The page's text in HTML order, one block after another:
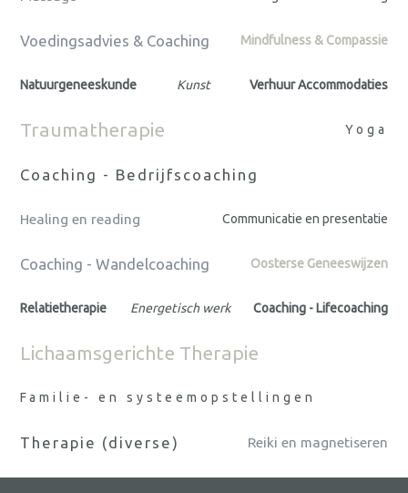
Voedingsadvies & Coaching Mindfulness & Compassie
Natuurgeneeskunde Kunst Verhuur Accommodaties
Traumatherapie Yoga
Coaching - Bedrijfscoaching
Healing en reading Communicatie en presentatie
Coaching - Wandelcoaching Oosterse Geneeswijzen
Relatietherapie Energetisch werk Coaching - Lifecoaching
Lichaamsgerichte Therapie
Familie- en systeemopstellingen
Therapie (diverse) Reiki en magnetiseren